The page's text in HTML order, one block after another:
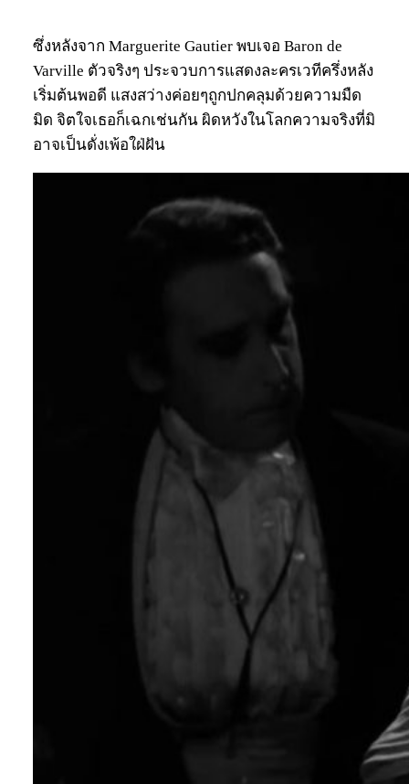
ซึ่งหลังจาก Marguerite Gautier พบเจอ Baron de
Varville ตัวจริงๆ ประจวบการแสดงละครเวทีครึ่งหลัง
เริ่มต้นพอดี แสงสว่างค่อยๆถูกปกคลุมด้วยความมืด
มิด จิตใจเธอก็เฉกเช่นกัน ผิดหวังในโลกความจริงที่มิ
อาจเป็นดั่งเพ้อใฝ่ฝัน